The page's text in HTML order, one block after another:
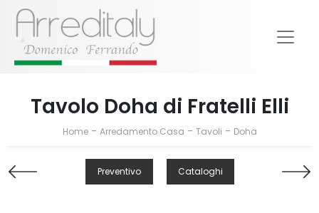
Tavolo Doha di Fratelli Elli
Home- Arredamento Casa - Tavoli - Doha
Preventivo Cataloghi